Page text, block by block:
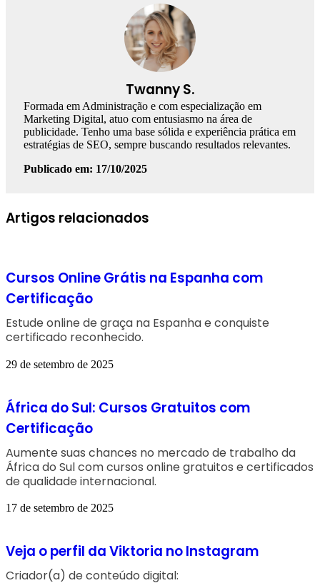
Twanny S.
Formada em Administração e com especialização em
Marketing Digital, atuo com entusiasmo na área de
publicidade. Tenho uma base sólida e experiência prática em
estratégias de SEO, sempre buscando resultados relevantes.
Publicado em: 17/10/2025
Facebook
Linkedin
WhatsApp
Telegram
Artigos relacionados
Cursos Online Grátis na Espanha com
Certificação
Estude online de graça na Espanha e conquiste
certificado reconhecido.
29 de setembro de 2025
África do Sul: Cursos Gratuitos com
Certificação
Aumente suas chances no mercado de trabalho da
África do Sul com cursos online gratuitos e certificados
de qualidade internacional.
17 de setembro de 2025
Veja o perfil da Viktoria no Instagram
Criador(a) de conteúdo digital: